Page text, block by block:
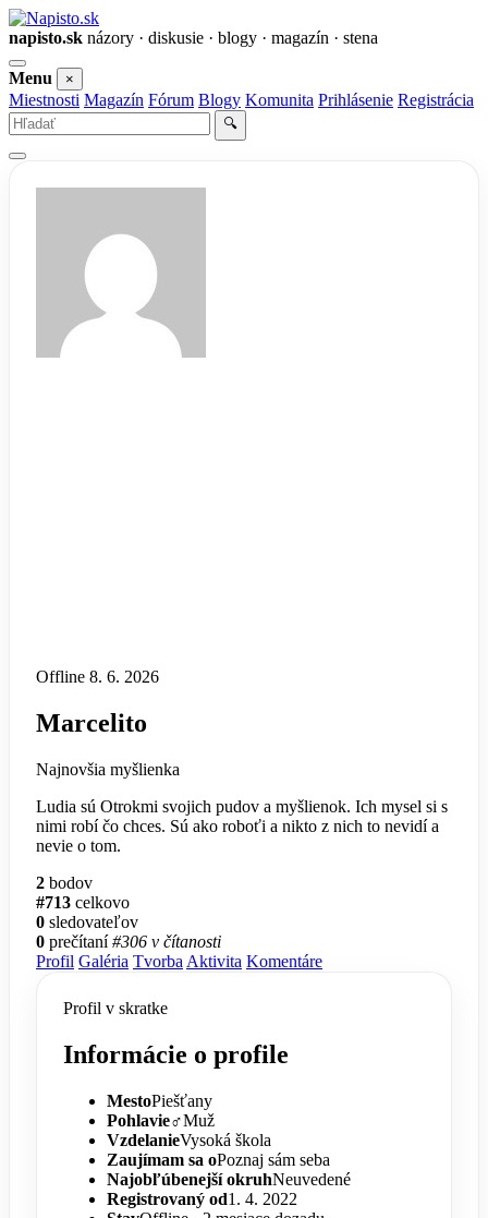
napisto.sk názory · diskusie · blogy · magazín · stena
Otvoriť
menu
Menu ×
Miestnosti Magazín Fórum Blogy Komunita Prihlásenie Registrácia
Vyhľadať
🔍
Offline 8. 6. 2026
Marcelito
Najnovšia myšlienka
Ludia sú Otrokmi svojich pudov a myšlienok. Ich mysel si s
nimi robí čo chces. Sú ako roboťi a nikto z nich to nevidí a
nevie o tom.
2 bodov
#713 celkovo
0 sledovateľov
0 prečítaní #306 v čítanosti
Profil Galéria Tvorba Aktivita Komentáre
Profil v skratke
Informácie o profile
MestoPiešťany
Pohlavie♂️Muž
VzdelanieVysoká škola
Zaujímam sa oPoznaj sám seba
Najobľúbenejší okruhNeuvedené
Registrovaný od1. 4. 2022